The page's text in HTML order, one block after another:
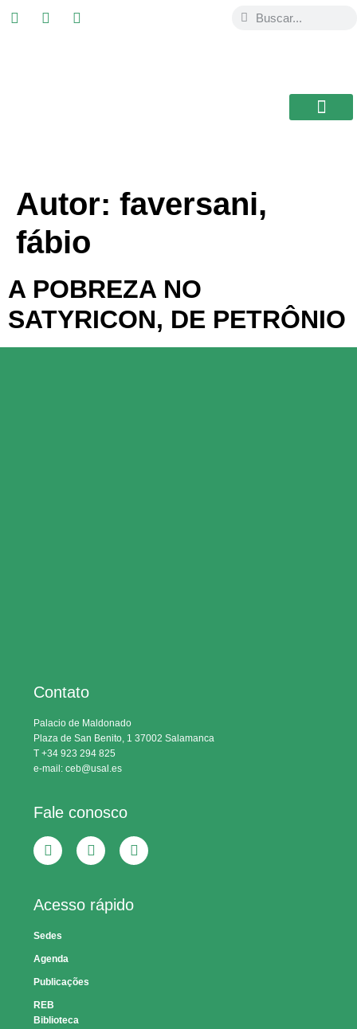
Autor: faversani,
fábio
A POBREZA NO
SATYRICON, DE PETRÔNIO
Contato
Palacio de Maldonado
Plaza de San Benito, 1 37002 Salamanca
T +34 923 294 825
e-mail: ceb@usal.es
Fale conosco
Acesso rápido
Sedes
Agenda
Publicações
REB
Biblioteca